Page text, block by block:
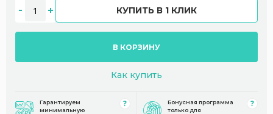
КУПИТЬ В 1 КЛИК
В КОРЗИНУ
Как купить
Гарантируем
минимальную
Бонусная программа
только для